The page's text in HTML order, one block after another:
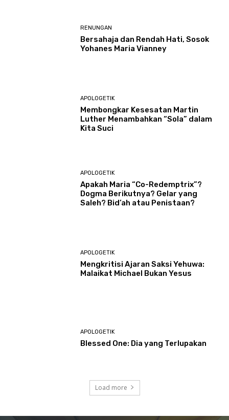
RENUNGAN
Bersahaja dan Rendah Hati, Sosok
Yohanes Maria Vianney
APOLOGETIK
Membongkar Kesesatan Martin
Luther Menambahkan “Sola” dalam
Kita Suci
APOLOGETIK
Apakah Maria “Co-Redemptrix”?
Dogma Berikutnya? Gelar yang
Saleh? Bid’ah atau Penistaan?
APOLOGETIK
Mengkritisi Ajaran Saksi Yehuwa:
Malaikat Michael Bukan Yesus
APOLOGETIK
Blessed One: Dia yang Terlupakan
Load more